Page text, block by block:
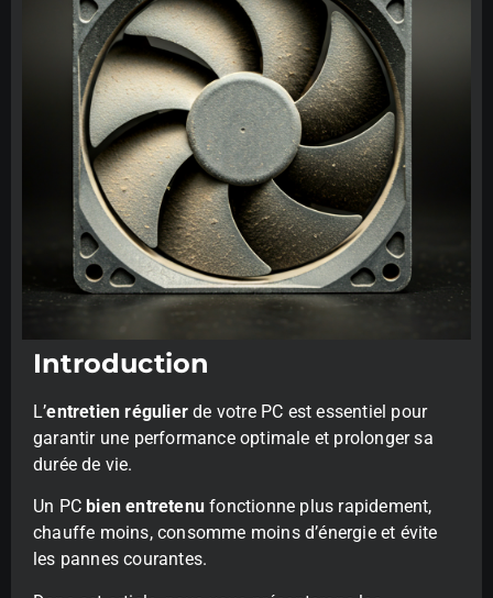
Introduction
L’entretien régulier de votre PC est essentiel pour
garantir une performance optimale et prolonger sa
durée de vie.
Un PC bien entretenu fonctionne plus rapidement,
chauffe moins, consomme moins d’énergie et évite
les pannes courantes.